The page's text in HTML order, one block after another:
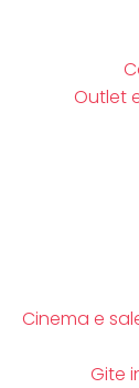
Outlet
Cinema e
Gite